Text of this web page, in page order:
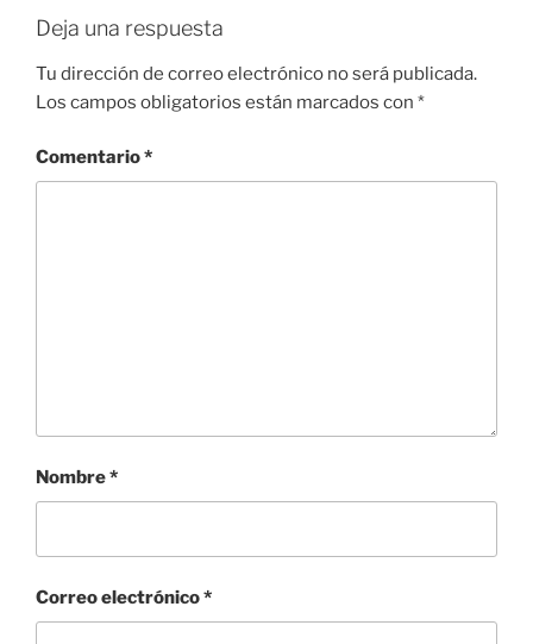
Deja una respuesta
Tu dirección de correo electrónico no será publicada.
Los campos obligatorios están marcados con *
Comentario*
Nombre*
Correo electrónico*